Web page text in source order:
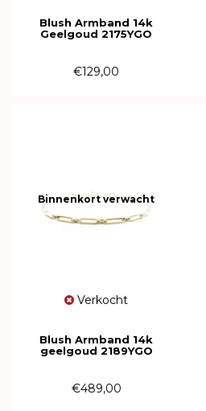
Blush Armband 14k
Geelgoud 2175YGO
€129,00
Binnenkort verwacht
Verkocht
Blush Armband 14k
geelgoud 2189YGO
€489,00